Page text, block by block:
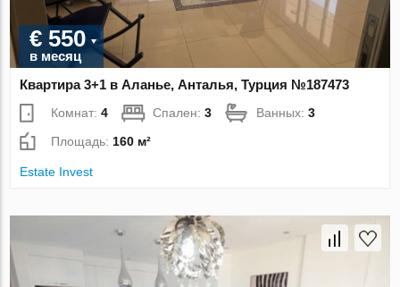
€ 550
в месяц
Квартира 3+1 в Аланье, Анталья, Турция №187473
Комнат:4 Спален:3 Ванных:3
Площадь: 160 м²
Estate Invest